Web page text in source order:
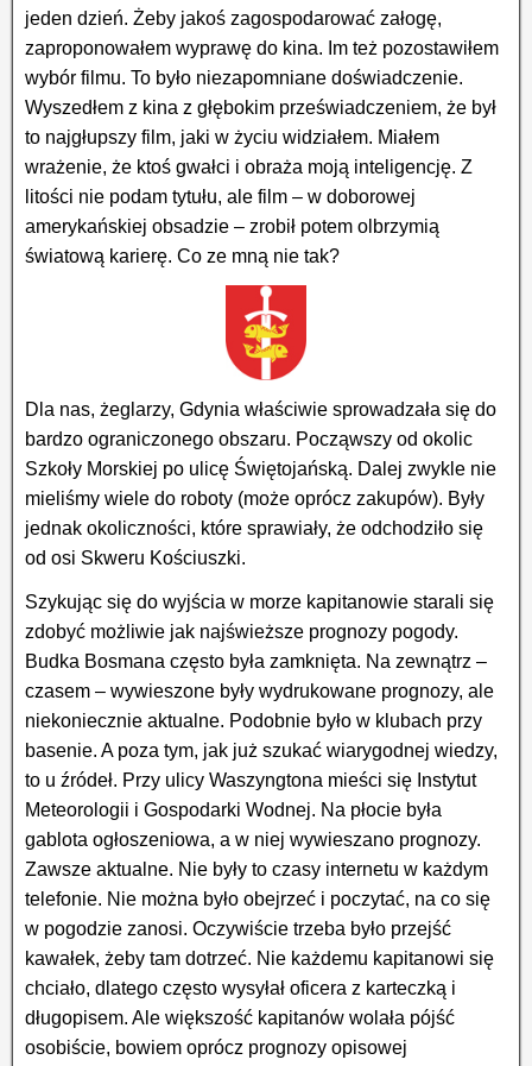
jeden dzień. Żeby jakoś zagospodarować załogę,
zaproponowałem wyprawę do kina. Im też pozostawiłem
wybór filmu. To było niezapomniane doświadczenie.
Wyszedłem z kina z głębokim przeświadczeniem, że był
to najgłupszy film, jaki w życiu widziałem. Miałem
wrażenie, że ktoś gwałci i obraża moją inteligencję. Z
litości nie podam tytułu, ale film – w doborowej
amerykańskiej obsadzie – zrobił potem olbrzymią
światową karierę. Co ze mną nie tak?
Dla nas, żeglarzy, Gdynia właściwie sprowadzała się do
bardzo ograniczonego obszaru. Począwszy od okolic
Szkoły Morskiej po ulicę Świętojańską. Dalej zwykle nie
mieliśmy wiele do roboty (może oprócz zakupów). Były
jednak okoliczności, które sprawiały, że odchodziło się
od osi Skweru Kościuszki.
Szykując się do wyjścia w morze kapitanowie starali się
zdobyć możliwie jak najświeższe prognozy pogody.
Budka Bosmana często była zamknięta. Na zewnątrz –
czasem – wywieszone były wydrukowane prognozy, ale
niekoniecznie aktualne. Podobnie było w klubach przy
basenie. A poza tym, jak już szukać wiarygodnej wiedzy,
to u źródeł. Przy ulicy Waszyngtona mieści się Instytut
Meteorologii i Gospodarki Wodnej. Na płocie była
gablota ogłoszeniowa, a w niej wywieszano prognozy.
Zawsze aktualne. Nie były to czasy internetu w każdym
telefonie. Nie można było obejrzeć i poczytać, na co się
w pogodzie zanosi. Oczywiście trzeba było przejść
kawałek, żeby tam dotrzeć. Nie każdemu kapitanowi się
chciało, dlatego często wysyłał oficera z karteczką i
długopisem. Ale większość kapitanów wolała pójść
osobiście, bowiem oprócz prognozy opisowej